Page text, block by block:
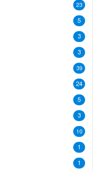
23
5
3
3
39
24
5
3
10
1
1